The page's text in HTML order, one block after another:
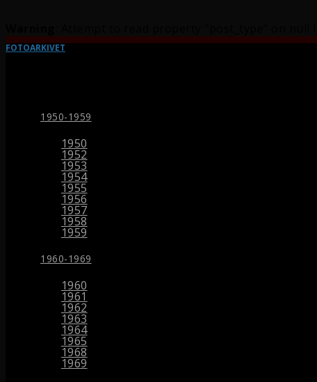
FOTOARKIVET
1950-1959
1950
1952
1953
1954
1955
1956
1957
1958
1959
1960-1969
1960
1961
1962
1963
1964
1965
1968
1969